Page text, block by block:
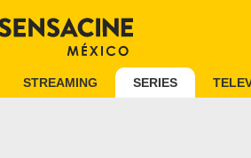
STREAMING SERIES